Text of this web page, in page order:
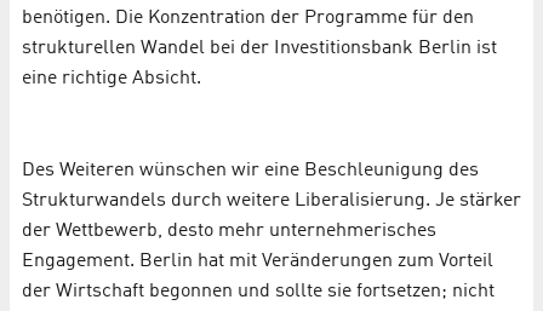
benötigen. Die Konzentration der Programme für den
strukturellen Wandel bei der Investitionsbank Berlin ist
eine richtige Absicht.
Des Weiteren wünschen wir eine Beschleunigung des
Strukturwandels durch weitere Liberalisierung. Je stärker
der Wettbewerb, desto mehr unternehmerisches
Engagement. Berlin hat mit Veränderungen zum Vorteil
der Wirtschaft begonnen und sollte sie fortsetzen; nicht